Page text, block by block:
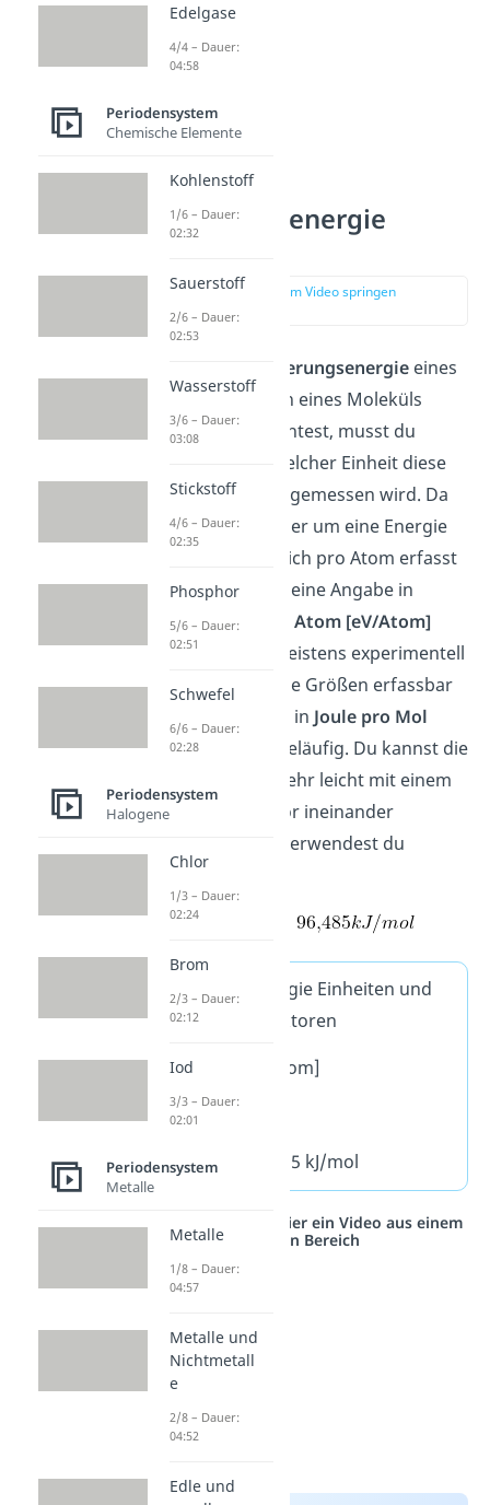
Ionisierungsenergie
Einheit
zur Stelle im Video springen
Ionisierungsenergieeines
Elements oder auch eines Moleküls
interpretieren möchtest, musst du
zuerst wissen, in welcher Einheit diese
Energie überhaupt gemessen wird. Da
es sich hierbei wieder um eine Energie
handelt, die eigentlich pro Atom erfasst
werden müsste, ist eine Angabe in
Elektronenvolt pro Atom [eV/Atom]
sinnvoll. Da aber meistens experimentell
nur makroskopische Größen erfassbar
sind, ist die Angabe in Joule pro Mol
[J/mol]auch sehr geläufig. Du kannst die
beiden aber auch sehr leicht mit einem
Umrechnungsfaktor ineinander
überführen. Dazu verwendest du
folgende Formel:
Ionisierungsenergie Einheiten und
Umrechnungsfaktoren
pro Atom: [eV/Atom]
pro Mol: [J/mol]
1eV/Atom = 96,485 kJ/mol
Studyflix vernetzt: Hier ein Video aus einem
anderen Bereich
Edelgase
4/4 – Dauer:
04:58
Periodensystem
Chemische Elemente
Kohlenstoff
1/6 – Dauer:
02:32
Sauerstoff
2/6 – Dauer:
02:53
Wasserstoff
3/6 – Dauer:
03:08
Stickstoff
4/6 – Dauer:
02:35
Phosphor
5/6 – Dauer:
02:51
Schwefel
6/6 – Dauer:
02:28
Periodensystem
Halogene
Chlor
1/3 – Dauer:
02:24
Brom
2/3 – Dauer:
02:12
Iod
3/3 – Dauer:
02:01
Periodensystem
Metalle
Metalle
1/8 – Dauer:
04:57
Metalle und
Nichtmetall
e
2/8 – Dauer:
04:52
Edle und